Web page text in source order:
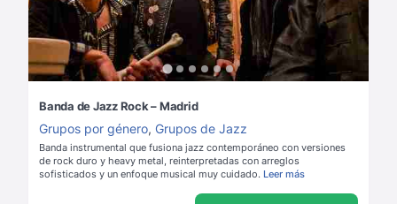
Banda de Jazz Rock – Madrid
Grupos por género, Grupos de Jazz
Banda instrumental que fusiona jazz contemporáneo con versiones
de rock duro y heavy metal, reinterpretadas con arreglos
sofisticados y un enfoque musical muy cuidado. Leer más